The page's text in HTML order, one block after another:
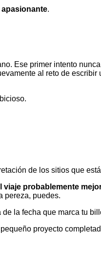
.
Ese primer intento
al reto de escribir
de los sitios que
viaje probablemente
pereza, puedes.
la fecha que marca tu
proyecto